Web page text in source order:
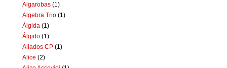
Algarobas (1)
Algebra Trio (1)
Álgida (1)
Álgido (1)
Aliados CP (1)
Alice (2)